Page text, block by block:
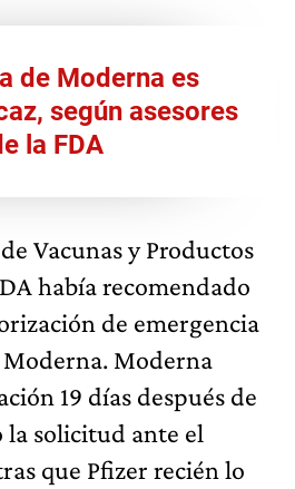
de Moderna es
según asesores
la FDA
Vacunas y Productos
había recomendado
de emergencia
Moderna
19 días después de
la solicitud ante el
que Pfizer recién lo